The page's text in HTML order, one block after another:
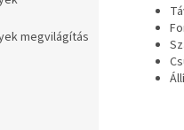
megvilágítás